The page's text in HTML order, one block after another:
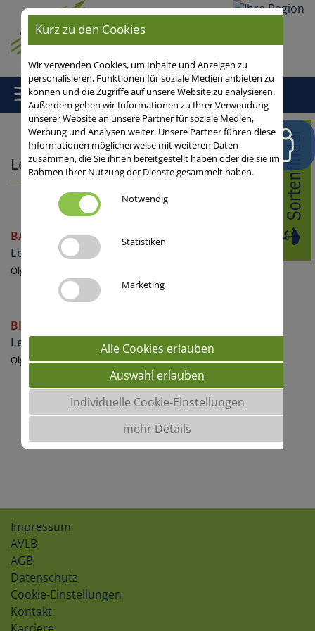
Ihre
Home/ Lein
Lein
BALANCE
Lein
Ölgewinnung
BINGO
Lein
Ölgewinnung
Kurz zu den Cookies
Wir verwenden Cookies, um Inhalte und Anzeigen zu
personalisieren, Funktionen für soziale Medien anbieten zu
können und die Zugriffe auf unsere Website zu analysieren.
Außerdem geben wir Informationen zu Ihrer Verwendung
unserer Website an unsere Partner für soziale Medien,
Werbung und Analysen weiter. Unsere Partner führen diese
Informationen möglicherweise mit weiteren Daten
zusammen, die Sie ihnen bereitgestellt haben oder die sie im
Rahmen Ihrer Nutzung der Dienste gesammelt haben.
Notwendig
Statistiken
Marketing
Alle Cookies erlauben
Auswahl erlauben
Individuelle Cookie-Einstellungen
mehr Details
Impressum
AVLB
AGB
Datenschutz
Cookie-Einstellungen
Kontakt